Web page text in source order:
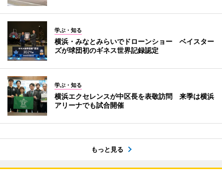
学ぶ・知る
横浜・みなとみらいでドローンショー ベイスター
ズが球団初のギネス世界記録認定
学ぶ・知る
横浜エクセレンスが中区長を表敬訪問 来季は横浜
アリーナでも試合開催
もっと見る